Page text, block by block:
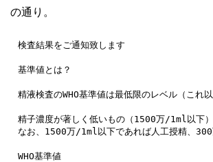
の通り。
検査結果をご通知致します
基準値とは？
精液検査のWHO基準値は最低限のレベル（これ
精子濃度が著しく低いもの（1500万/1ml以下
なお、1500万/1ml以下であれば人工授精、
WHO基準値